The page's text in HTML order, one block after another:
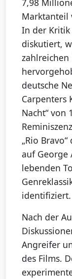
7,98
Marktanteil
In der
diskutiert,
zahlreichen
deutsche
Carpenters
Nacht“ von
„Rio
auf George
lebenden
identifiziert.
Nach der
Angreifer
des Films.